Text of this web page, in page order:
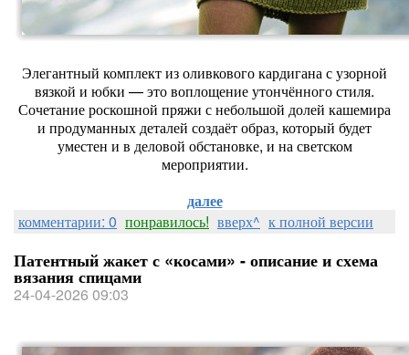
Элегантный комплект из оливкового кардигана с узорной
вязкой и юбки — это воплощение утончённого стиля.
Сочетание роскошной пряжи с небольшой долей кашемира
и продуманных деталей создаёт образ, который будет
уместен и в деловой обстановке, и на светском
мероприятии.
далее
комментарии: 0 понравилось! вверх^ к полной версии
Патентный жакет с «косами» - описание и схема
вязания спицами
24-04-2026 09:03